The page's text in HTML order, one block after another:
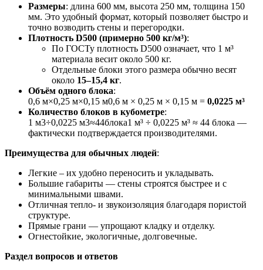
Размеры: длина 600 мм, высота 250 мм, толщина 150
мм. Это удобный формат, который позволяет быстро и
точно возводить стены и перегородки.
Плотность D500 (примерно 500 кг/м³):
По ГОСТу плотность D500 означает, что 1 м³
материала весит около 500 кг.
Отдельные блоки этого размера обычно весят
около 15–15,4 кг.
Объём одного блока:
0,6 м×0,25 м×0,15 м0,6 м × 0,25 м × 0,15 м = 0,0225 м³
Количество блоков в кубометре:
1 м3÷0,0225 м3≈44блока1 м³ ÷ 0,0225 м³ ≈ 44 блока —
фактически подтверждается производителями.
Преимущества для обычных людей:
Легкие – их удобно переносить и укладывать.
Большие габариты — стены строятся быстрее и с
минимальными швами.
Отличная тепло- и звукоизоляция благодаря пористой
структуре.
Прямые грани — упрощают кладку и отделку.
Огнестойкие, экологичные, долговечные.
Раздел вопросов и ответов